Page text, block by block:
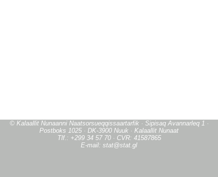
© Kalaallit Nunaanni Naatsorsueqqissaartarfik · Sipisaq Avannarleq 1 ·
Postboks 1025 · DK-3900 Nuuk · Kalaallit Nunaat
Tlf.: +299 34 57 70 · CVR: 41587865
E-mail: stat@stat.gl